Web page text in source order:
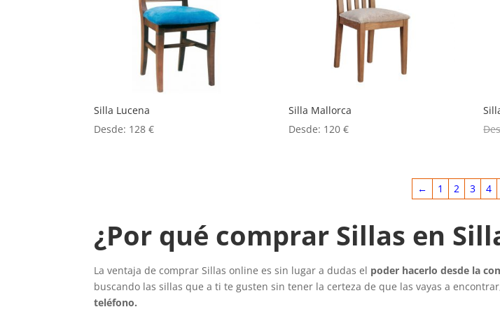
Silla Lucena
Desde: 128€
Silla Mallorca
Desde: 120€
← 1 2 3 4
¿Por qué comprar Sillas en
La ventaja de comprar Sillas online es sin lugar a dudas el poder hacerlo desde la
buscando las sillas que a ti te gusten sin tener la certeza de que las vayas a
teléfono.